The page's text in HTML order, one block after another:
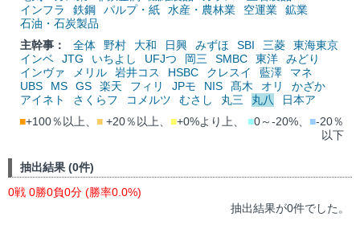
インフラ
鉄鋼 パルプ・紙 水産・農林業 空運業
鉱業
石油・石炭製品
主幹事：
全体 野村 大和 日興 みずほ SBI 三菱
東海東京
インベ
JTG いちよし UFJつ 岡三 SMBC 東洋
みどり
インヴァ
メリル 岩井コス HSBC クレスイ 藍澤
マネ
UBS
MS GS 楽天 フィリ JPモ NIS 髙木 オリ
かざか
アイネト
さくらフ コメルツ むさし 丸三 丸八
日本ア
■+100％以上、 ■ +20％以上、 ■+0%より上、 ■0～-20%、 ■-20％
以下
抽出結果 (0件)
0戦 0勝0負0分 (勝率0.0%)
抽出結果が0件でした。